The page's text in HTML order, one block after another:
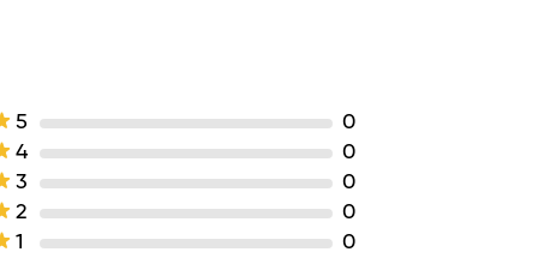
БЕЛАРУСЬ
5
0
4
0
3
0
2
0
1
0